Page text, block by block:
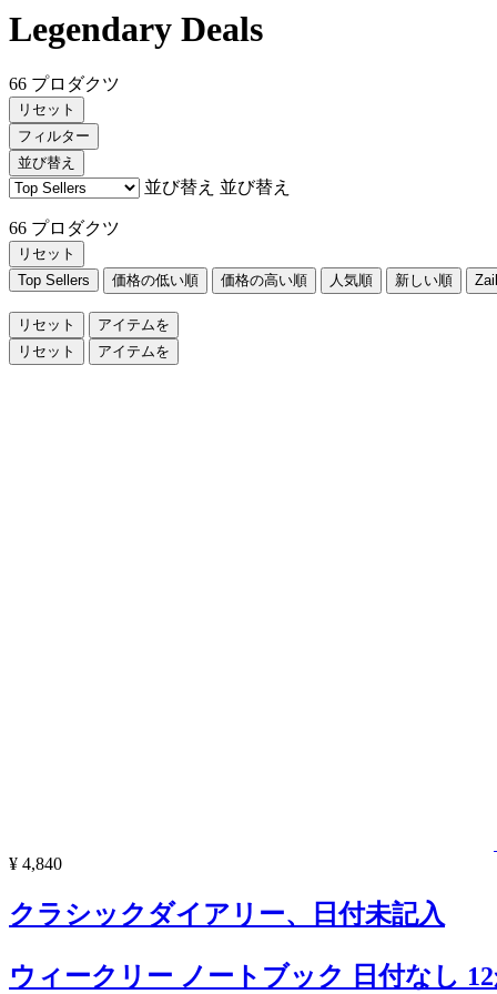
Legendary Deals
66 プロダクツ
リセット
フィルター
並び替え
並び替え 並び替え
66 プロダクツ
リセット
Top Sellers
価格の低い順 価格の高い順 人気順 新しい順
リセット
アイテムを
リセット
アイテムを
¥ 4,840
クラシックダイアリー、日付未記入
ウィークリー ノートブック 日付なし